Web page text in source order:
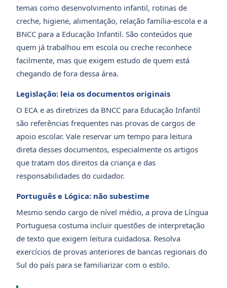
temas como desenvolvimento infantil, rotinas de
creche, higiene, alimentação, relação família-escola e a
BNCC para a Educação Infantil. São conteúdos que
quem já trabalhou em escola ou creche reconhece
facilmente, mas que exigem estudo de quem está
chegando de fora dessa área.
Legislação: leia os documentos originais
O ECA e as diretrizes da BNCC para Educação Infantil
são referências frequentes nas provas de cargos de
apoio escolar. Vale reservar um tempo para leitura
direta desses documentos, especialmente os artigos
que tratam dos direitos da criança e das
responsabilidades do cuidador.
Português e Lógica: não subestime
Mesmo sendo cargo de nível médio, a prova de Língua
Portuguesa costuma incluir questões de interpretação
de texto que exigem leitura cuidadosa. Resolva
exercícios de provas anteriores de bancas regionais do
Sul do país para se familiarizar com o estilo.